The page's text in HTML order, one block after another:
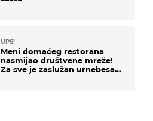
UPS!
Meni domaćeg restorana
nasmijao društvene mreže!
Za sve je zaslužan urnebesan